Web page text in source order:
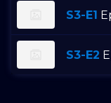
S3-E1
S3-E2